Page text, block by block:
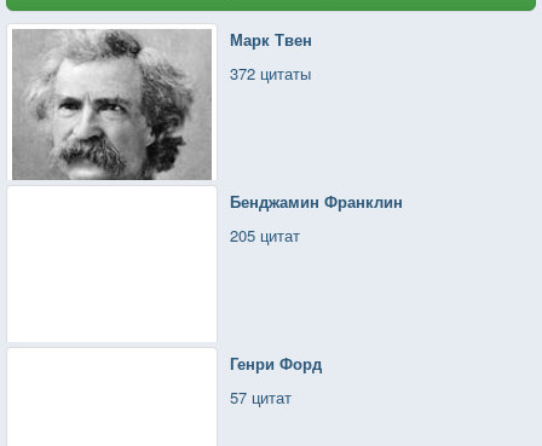
Марк Твен
372 цитаты
Бенджамин Франклин
205 цитат
Генри Форд
57 цитат